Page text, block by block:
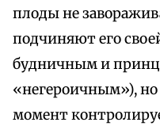
плоды не
подчиняют его
будничным и
«негероичным»),
момент